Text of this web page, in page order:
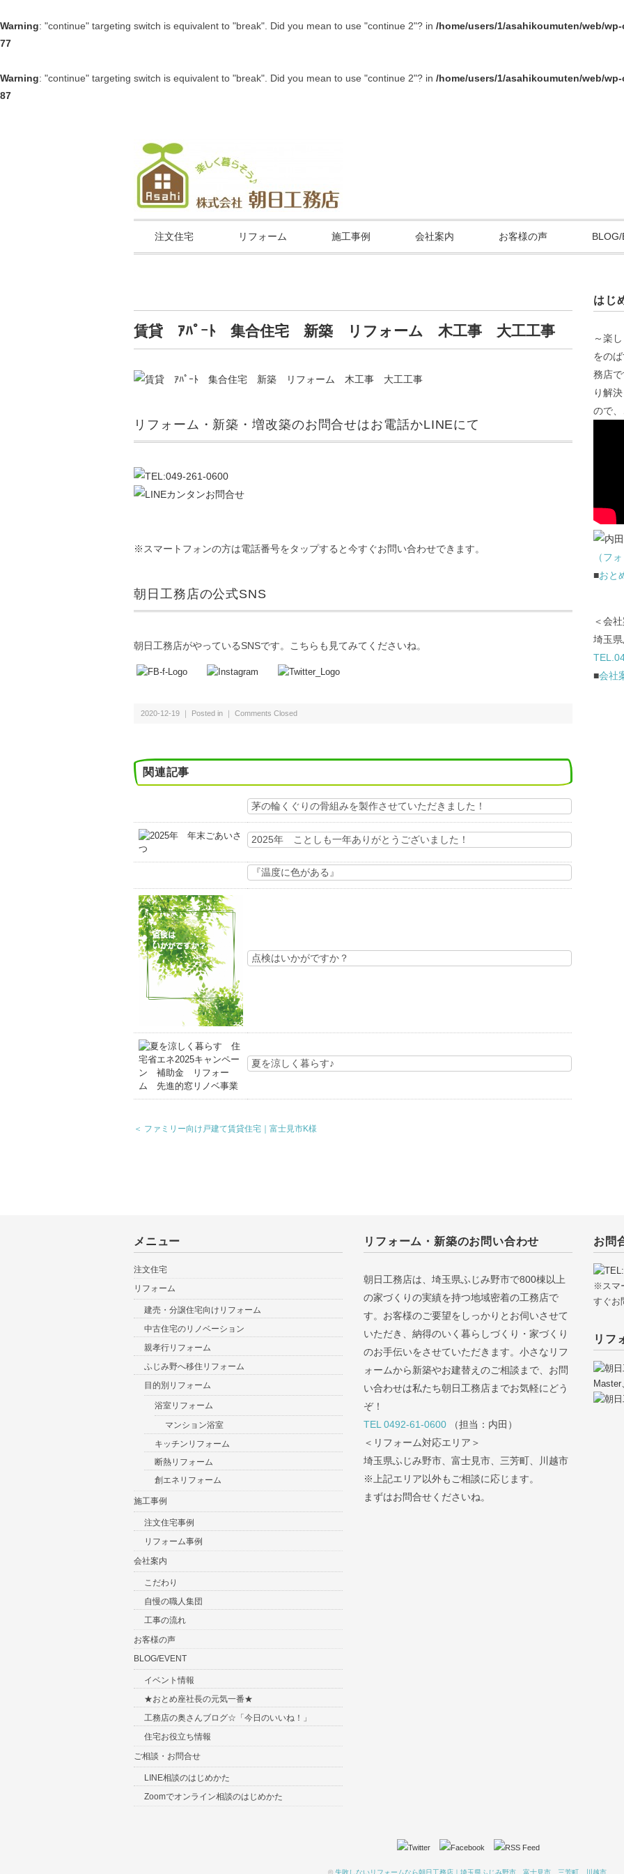
Warning: "continue" targeting switch is equivalent to "break". Did you mean to use "continue 2"? in /home/users/1/asahikoumuten/web/
77
Warning: "continue" targeting switch is equivalent to "break". Did you mean to use "continue 2"? in /home/users/1/asahikoumuten/web/
87
注文住宅 リフォーム 施工事例 会社案内 お客様の声
賃貸 ｱﾊﾟｰﾄ 集合住宅 新築 リフォーム 木工事 大工工事
リフォーム・新築・増改築のお問合せはお電話かLINEにて
※スマートフォンの方は電話番号をタップすると今すぐお問い合わせできます。
朝日工務店の公式SNS
朝日工務店がやっているSNSです。こちらも見てみてくださいね。
2020-12-19 ｜ Posted in ｜ Comments Closed
関連記事
茅の輪くぐりの骨組みを製作させていただきました！
2025年 ことしも一年ありがとうございました！
『温度に色がある』
点検はいかがですか？
夏を涼しく暮らす♪
＜ ファミリー向け戸建て賃貸住宅｜富士見市K様
はじ
～楽
をの
務店
り解
ので
（フ
■おと
＜会
埼玉
■会社
メニュー
注文住宅
リフォーム
建売・分譲住宅向けリフォーム
中古住宅のリノベーション
親孝行リフォーム
ふじみ野へ移住リフォーム
目的別リフォーム
浴室リフォーム
マンション浴室
キッチンリフォーム
断熱リフォーム
創エネリフォーム
施工事例
注文住宅事例
リフォーム事例
会社案内
こだわり
自慢の職人集団
工事の流れ
お客様の声
BLOG/EVENT
イベント情報
★おとめ座社長の元気一番★
工務店の奥さんブログ☆「今日のいいね！」
住宅お役立ち情報
ご相談・お問合せ
LINE相談のはじめかた
Zoomでオンライン相談のはじめかた
リフォーム・新築のお問い合わせ
朝日工務店は、埼玉県ふじみ野市で800棟以上
の家づくりの実績を持つ地域密着の工務店で
す。お客様のご要望をしっかりとお伺いさせて
いただき、納得のいく暮らしづくり・家づくり
のお手伝いをさせていただきます。小さなリフ
ォームから新築やお建替えのご相談まで、お問
い合わせは私たち朝日工務店までお気軽にどう
ぞ！
TEL 0492-61-0600 （担当：内田）
＜リフォーム対応エリア＞
埼玉県ふじみ野市、富士見市、三芳町、川越市
※上記エリア以外もご相談に応じます。
まずはお問合せくださいね。
お問
※スマ
すぐお
リフ
© 失敗しないリフォームなら朝日工務店｜埼玉県ふじみ野市、富士見市、三芳町、川越市.